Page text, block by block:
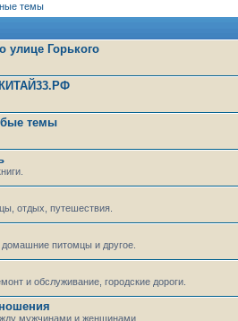
темы
улице Горького
темы
отдых, путешествия.
питомцы и другое.
и обслуживание, городские дороги.
мужчинами и женщинами.